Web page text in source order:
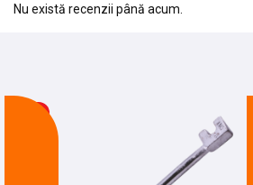
Nu există recenzii până acum.